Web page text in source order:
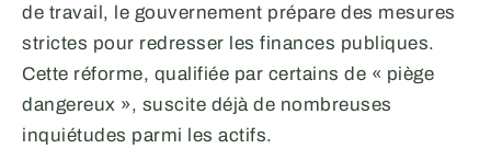
de travail, le gouvernement prépare des mesures
strictes pour redresser les finances publiques.
Cette réforme, qualifiée par certains de « piège
dangereux », suscite déjà de nombreuses
inquiétudes parmi les actifs.